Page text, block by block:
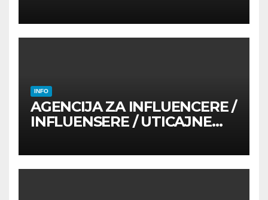
INFO
AGENCIJA ZA INFLUENCERE /
INFLUENSERE / UTICAJNE